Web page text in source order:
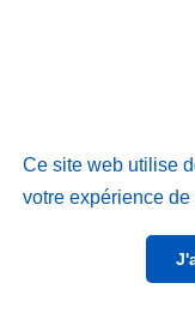
Ce site web utilise
votre expérience